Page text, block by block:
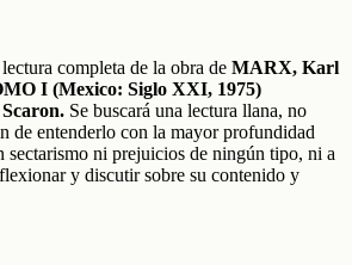
completa de la obra de MARX, Karl
I (Mexico: Siglo XXI, 1975)
Se buscará una lectura llana, no
de entenderlo con la mayor profundidad
sectarismo ni prejuicios de ningún tipo, ni a
y discutir sobre su contenido y